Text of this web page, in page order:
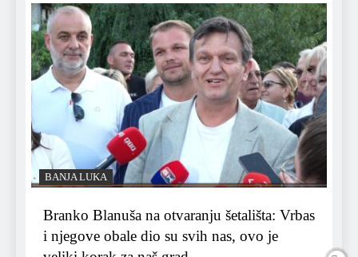
BANJA LUKA
Branko Blanuša na otvaranju šetališta: Vrbas
i njegove obale dio su svih nas, ovo je